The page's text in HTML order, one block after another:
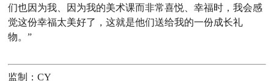
们也因为我、因为我的美术课而非常喜悦、幸福时，我会感
觉这份幸福太美好了，这就是他们送给我的一份成长礼
物。”
监制：CY